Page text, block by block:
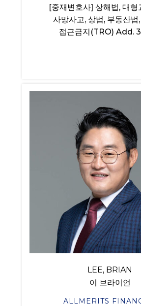
[중재변호사] 상해법, 대형
사망사고, 상법, 부동산법
접근금지(TRO) Add.
LEE, BRIAN
이 브라이언
ALLMERITS